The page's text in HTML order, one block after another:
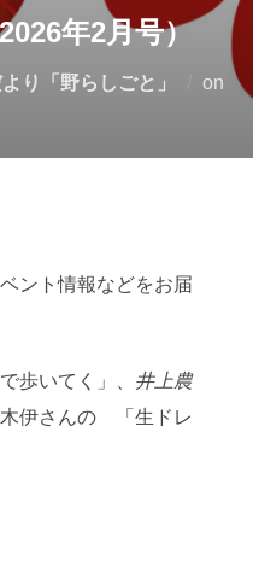
年2月号）
り「野らしごと」
on
ント情報などをお届
歩いてく」、 井上農
木伊さんの 「生ドレ